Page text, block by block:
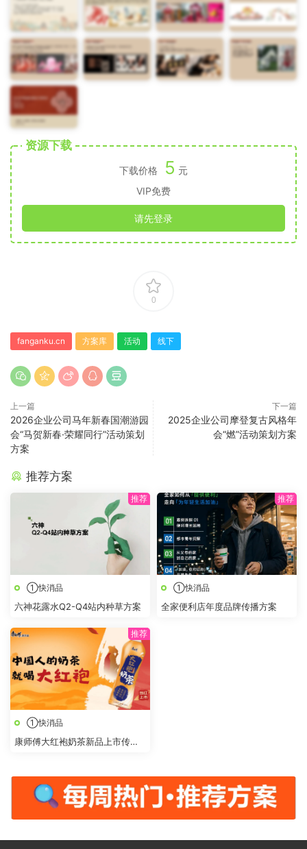
资源下载
下载价格 5 元
VIP免费
请先登录
0
fanganku.cn 方案库 活动 线下
上一篇
2026企业公司马年新春国潮游园
会“马贺新春·荣耀同行”活动策划
方案
下一篇
2025企业公司摩登复古风格年
会“燃”活动策划方案
推荐方案
①快消品
六神花露水Q2-Q4站内种草方案
①快消品
全家便利店年度品牌传播方案
①快消品
康师傅大红袍奶茶新品上市传播